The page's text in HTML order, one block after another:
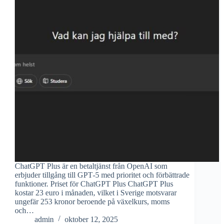
ChatGPT Plus är en betaltjänst från OpenAI som
erbjuder tillgång till GPT‑5 med prioritet och förbättrade
funktioner. Priset för ChatGPT Plus ChatGPT Plus
kostar 23 euro i månaden, vilket i Sverige motsvarar
ungefär 253 kronor beroende på växelkurs, moms
och…
admin
oktober 12, 2025